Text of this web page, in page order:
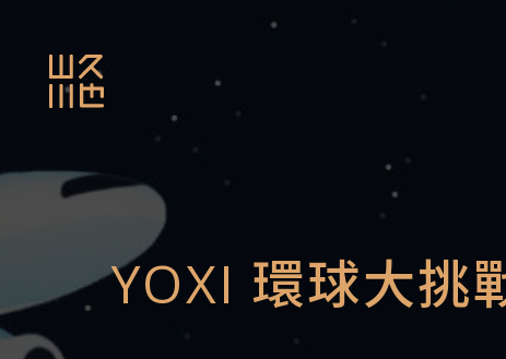
YOXI 環球大挑